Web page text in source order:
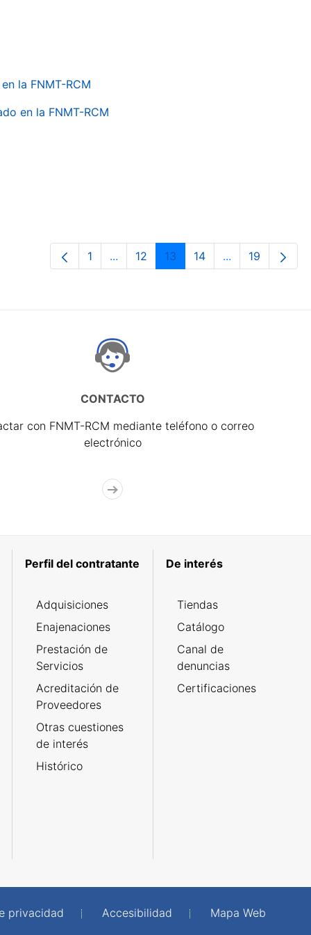
la FNMT-RCM
en la FNMT-RCM
Página
1 ...Páginas intermedias Use TAB para
Página
12 Página
13 Página
14 ...PáginasPágina
19
CONTACTO
con FNMT-RCM mediante teléfono o correo
electrónico
Perfil del contratante
Adquisiciones
Enajenaciones
Prestación de
Servicios
Acreditación de
Proveedores
Otras cuestiones
de interés
Histórico
De interés
Tiendas
Catálogo
Canal de
denuncias
Certificaciones
privacidad Accesibilidad
Mapa Web